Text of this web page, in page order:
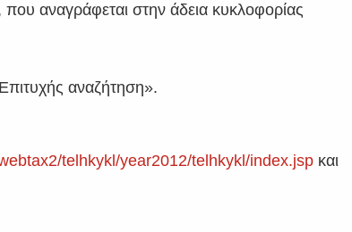
αναγράφεται στην άδεια κυκλοφορίας
αναζήτηση».
telhkykl/year2012/telhkykl/index.jsp και